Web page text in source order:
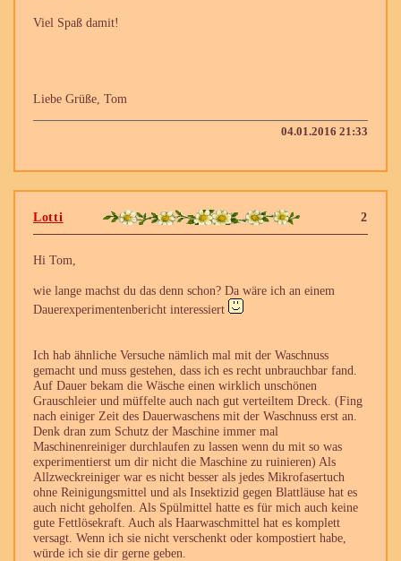
Viel Spaß damit!
Liebe Grüße, Tom
04.01.2016 21:33
2
Lotti
Hi Tom,
wie lange machst du das denn schon? Da wäre ich an einem
Dauerexperimentenbericht interessiert
Ich hab ähnliche Versuche nämlich mal mit der Waschnuss
gemacht und muss gestehen, dass ich es recht unbrauchbar fand.
Auf Dauer bekam die Wäsche einen wirklich unschönen
Grauschleier und müffelte auch nach gut verteiltem Dreck. (Fing
nach einiger Zeit des Dauerwaschens mit der Waschnuss erst an.
Denk dran zum Schutz der Maschine immer mal
Maschinenreiniger durchlaufen zu lassen wenn du mit so was
experimentierst um dir nicht die Maschine zu ruinieren) Als
Allzweckreiniger war es nicht besser als jedes Mikrofasertuch
ohne Reinigungsmittel und als Insektizid gegen Blattläuse hat es
auch nicht geholfen. Als Spülmittel hatte es für mich auch keine
gute Fettlösekraft. Auch als Haarwaschmittel hat es komplett
versagt. Wenn ich sie nicht verschenkt oder kompostiert habe,
würde ich sie dir gerne geben.